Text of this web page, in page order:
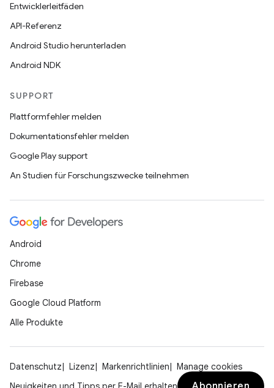
Entwicklerleitfäden
API-Referenz
Android Studio herunterladen
Android NDK
SUPPORT
Plattformfehler melden
Dokumentationsfehler melden
Google Play support
An Studien für Forschungszwecke teilnehmen
Android
Chrome
Firebase
Google Cloud Platform
Alle Produkte
Datenschutz Lizenz Markenrichtlinien
Manage cookies